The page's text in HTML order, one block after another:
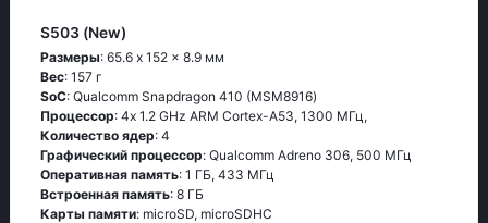
S503 (New)
Размеры: 65.6 x 152 x 8.9 мм
Вес: 157 г
SoC: Quаlсоmm Snарdrаgоn 410 (МSМ8916)
Процессор: 4х 1.2 GНz АRМ Соrtех-А53, 1300 МГц,
Количество ядер: 4
Графический процессор: Qualcomm Adreno 306, 500 МГц
Оперативная память: 1 ГБ, 433 МГц
Встроенная память: 8 ГБ
Карты памяти: microSD, microSDHC